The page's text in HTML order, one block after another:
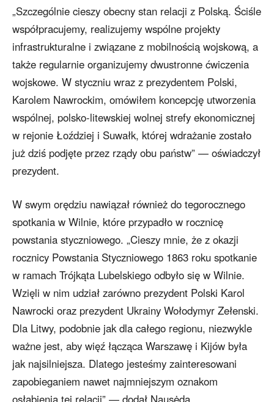
„Szczególnie cieszy obecny stan relacji z Polską. Ściśle
współpracujemy, realizujemy wspólne projekty
infrastrukturalne i związane z mobilnością wojskową, a
także regularnie organizujemy dwustronne ćwiczenia
wojskowe. W styczniu wraz z prezydentem Polski,
Karolem Nawrockim, omówiłem koncepcję utworzenia
wspólnej, polsko-litewskiej wolnej strefy ekonomicznej
w rejonie Łoździej i Suwałk, której wdrażanie zostało
już dziś podjęte przez rządy obu państw” — oświadczył
prezydent.
W swym orędziu nawiązał również do tegorocznego
spotkania w Wilnie, które przypadło w rocznicę
powstania styczniowego. „Cieszy mnie, że z okazji
rocznicy Powstania Styczniowego 1863 roku spotkanie
w ramach Trójkąta Lubelskiego odbyło się w Wilnie.
Wzięli w nim udział zarówno prezydent Polski Karol
Nawrocki oraz prezydent Ukrainy Wołodymyr Zełenski.
Dla Litwy, podobnie jak dla całego regionu, niezwykle
ważne jest, aby więź łącząca Warszawę i Kijów była
jak najsilniejsza. Dlatego jesteśmy zainteresowani
zapobieganiem nawet najmniejszym oznakom